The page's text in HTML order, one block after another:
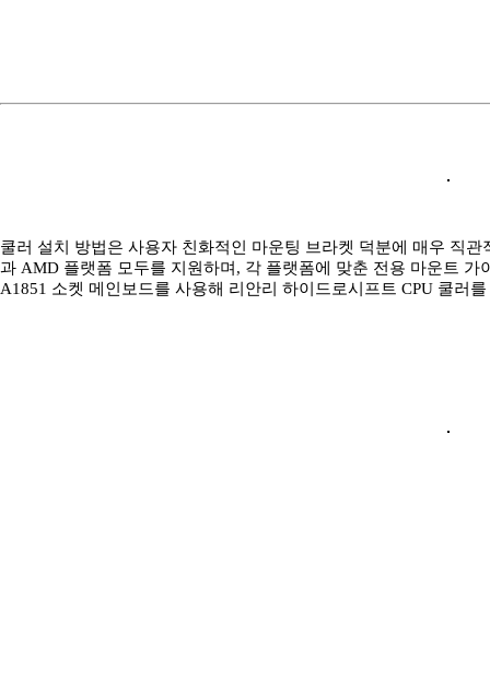
쿨러 설치 방법은 사용자 친화적인 마운팅 브라켓 덕분에 매우 직
과 AMD 플랫폼 모두를 지원하며, 각 플랫폼에 맞춘 전용 마운트
A1851 소켓 메인보드를 사용해 리안리 하이드로시프트 CPU 쿨러